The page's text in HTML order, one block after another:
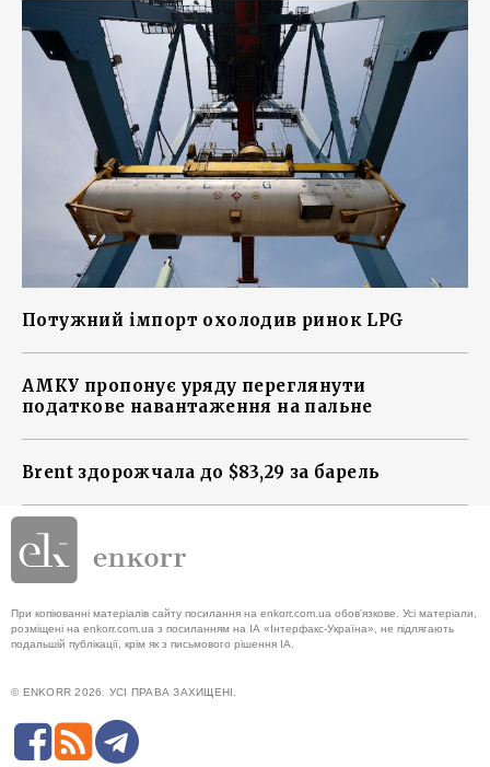
Потужний імпорт охолодив ринок LPG
АМКУ пропонує уряду переглянути
податкове навантаження на пальне
Brent здорожчала до $83,29 за барель
При копіюванні матеріалів сайту посилання на enkorr.com.ua обов'язкове. Усі матеріали,
розміщені на enkorr.com.ua з посиланням на ІА «Інтерфакс-Україна», не підлягають
подальшій публікації, крім як з письмового рішення ІА.
© ENKORR 2026. УСІ ПРАВА ЗАХИЩЕНІ.